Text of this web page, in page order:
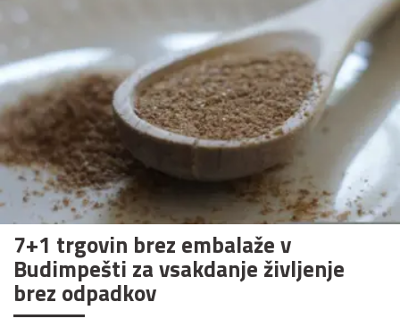
7+1 trgovin brez embalaže v
Budimpešti za vsakdanje življenje
brez odpadkov